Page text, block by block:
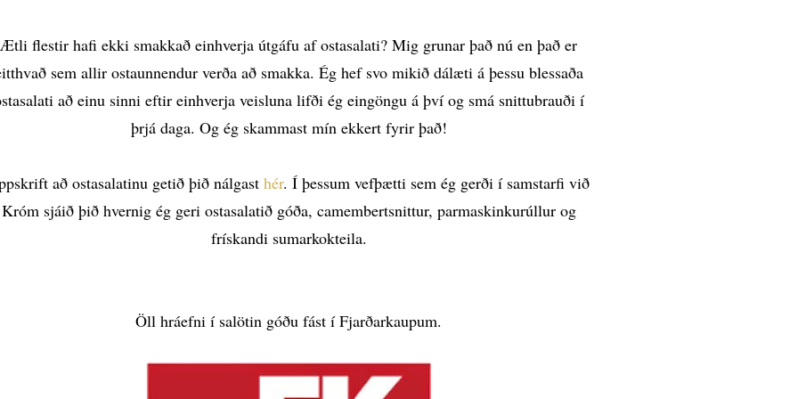
Ætli flestir hafi ekki smakkað einhverja útgáfu af ostasalati? Mig grunar það nú en það er
sem allir ostaunnendur verða að smakka. Ég hef svo mikið dálæti á þessu blessaða
að einu sinni eftir einhverja veisluna lifði ég eingöngu á því og smá snittubrauði í
þrjá daga. Og ég skammast mín ekkert fyrir það!
að ostasalatinu getið þið nálgast hér. Í þessum vefþætti sem ég gerði í samstarfi við
Króm sjáið þið hvernig ég geri ostasalatið góða, camembertsnittur, parmaskinkurúllur og
frískandi sumarkokteila.
Öll hráefni í salötin góðu fást í Fjarðarkaupum.